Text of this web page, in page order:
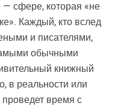
сфере, которая «не
Каждый, кто вслед
и писателями,
обычными
книжный
в реальности или
время с